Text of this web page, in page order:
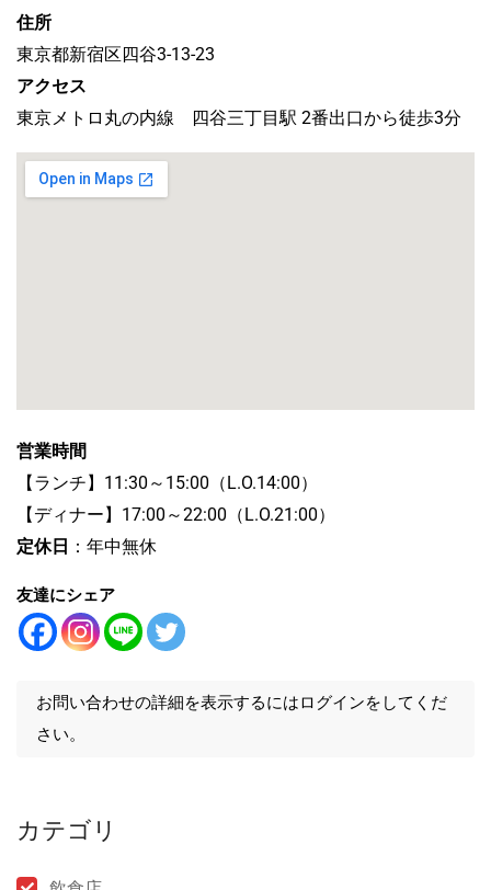
住所
東京都新宿区四谷3-13-23
アクセス
東京メトロ丸の内線 四谷三丁目駅 2番出口から徒歩3分
営業時間
【ランチ】11:30～15:00（L.O.14:00）
【ディナー】17:00～22:00（L.O.21:00）
定休日 ：年中無休
友達にシェア
お問い合わせの詳細を表示するにはログインをしてくだ
さい。
カテゴリ